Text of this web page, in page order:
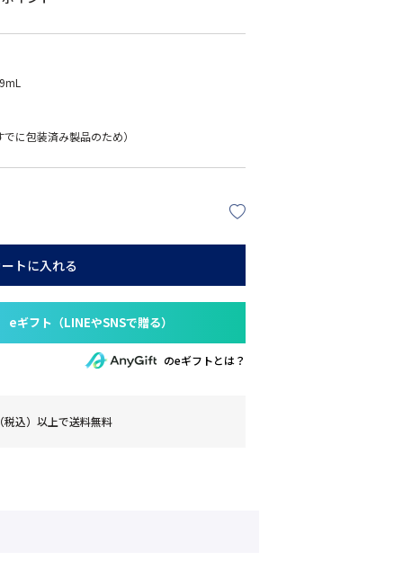
でに包装済み製品のため）
トに入れる
のeギフトとは？
込）以上で送料無料